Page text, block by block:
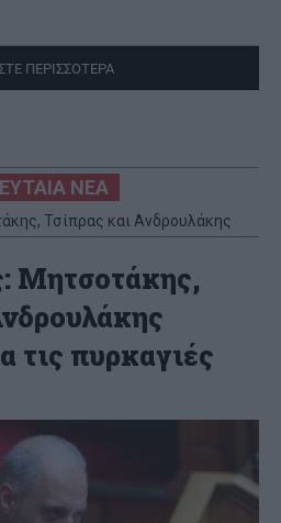
ΠΕΡΙΣΣΟΤΕΡΑ